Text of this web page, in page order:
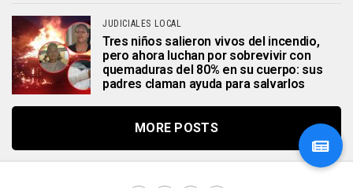
JUDICIALES LOCAL
Tres niños salieron vivos del incendio,
pero ahora luchan por sobrevivir con
quemaduras del 80% en su cuerpo: sus
padres claman ayuda para salvarlos
MORE POSTS